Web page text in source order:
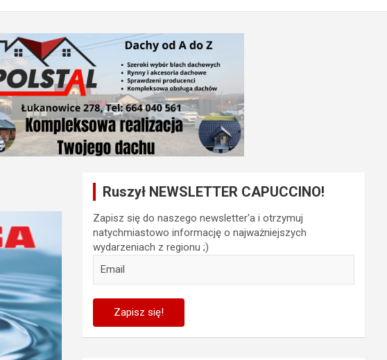
Ruszył NEWSLETTER CAPUCCINO!
Zapisz się do naszego newsletter'a i otrzymuj
natychmiastowo informację o najważniejszych
wydarzeniach z regionu ;)